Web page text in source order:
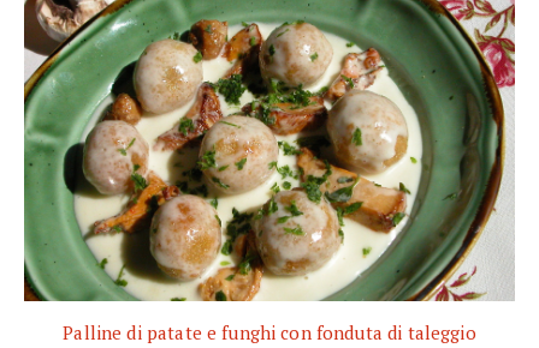
Palline di patate e funghi con fonduta di taleggio